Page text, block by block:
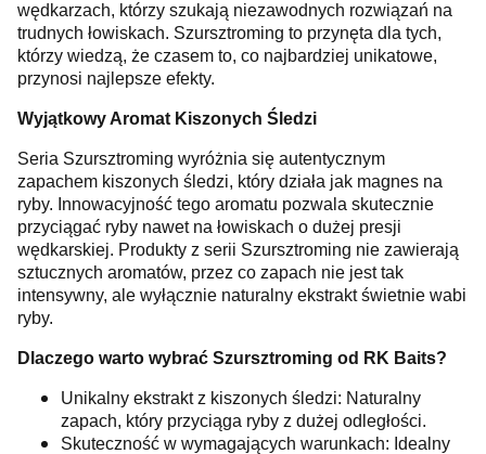
wędkarzach, którzy szukają niezawodnych rozwiązań na
trudnych łowiskach. Szursztroming to przynęta dla tych,
którzy wiedzą, że czasem to, co najbardziej unikatowe,
przynosi najlepsze efekty.
Wyjątkowy Aromat Kiszonych Śledzi
Seria Szursztroming wyróżnia się autentycznym
zapachem kiszonych śledzi, który działa jak magnes na
ryby. Innowacyjność tego aromatu pozwala skutecznie
przyciągać ryby nawet na łowiskach o dużej presji
wędkarskiej. Produkty z serii Szursztroming nie zawierają
sztucznych aromatów, przez co zapach nie jest tak
intensywny, ale wyłącznie naturalny ekstrakt świetnie wabi
ryby.
Dlaczego warto wybrać Szursztroming od RK Baits?
Unikalny ekstrakt z kiszonych śledzi: Naturalny
zapach, który przyciąga ryby z dużej odległości.
Skuteczność w wymagających warunkach: Idealny